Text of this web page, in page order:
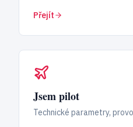
Přejít
Jsem pilot
Technické parametry,